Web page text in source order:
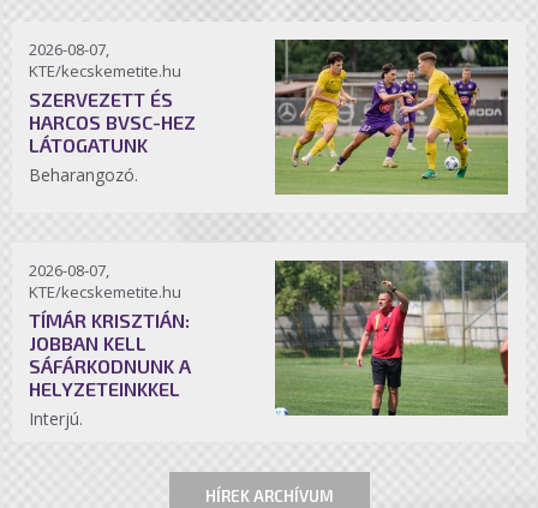
2026-08-07,
KTE/kecskemetite.hu
SZERVEZETT ÉS
HARCOS BVSC-HEZ
LÁTOGATUNK
Beharangozó.
2026-08-07,
KTE/kecskemetite.hu
TÍMÁR KRISZTIÁN:
JOBBAN KELL
SÁFÁRKODNUNK A
HELYZETEINKKEL
Interjú.
HÍREK ARCHÍVUM